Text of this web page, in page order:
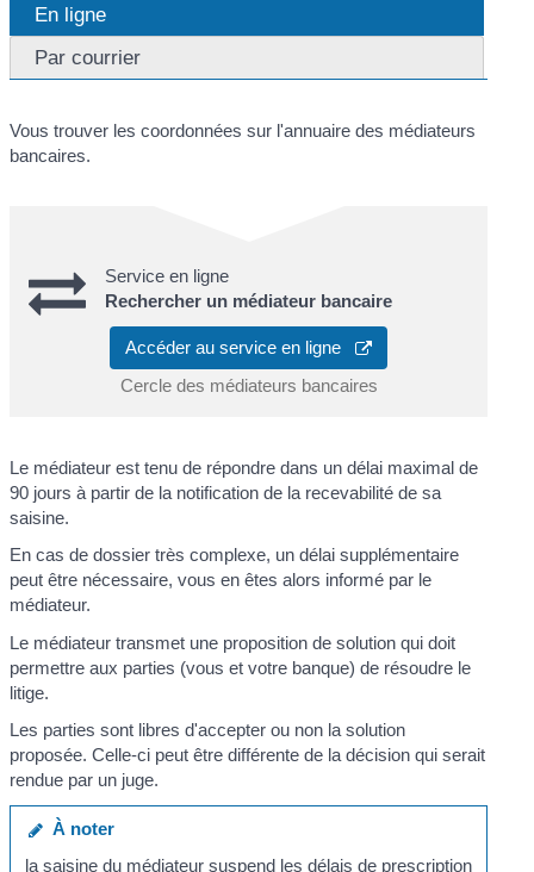
En ligne
Par courrier
Vous trouver les coordonnées sur l'annuaire des médiateurs
bancaires.
Service en ligne
Rechercher un médiateur bancaire
Accéder au service en ligne
Cercle des médiateurs bancaires
Le médiateur est tenu de répondre dans un délai maximal de
90 jours à partir de la notification de la recevabilité de sa
saisine.
En cas de dossier très complexe, un délai supplémentaire
peut être nécessaire, vous en êtes alors informé par le
médiateur.
Le médiateur transmet une proposition de solution qui doit
permettre aux parties (vous et votre banque) de résoudre le
litige.
Les parties sont libres d'accepter ou non la solution
proposée. Celle-ci peut être différente de la décision qui serait
rendue par un juge.
À noter
la saisine du médiateur suspend les délais de prescription